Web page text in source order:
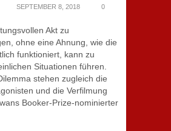
SEPTEMBER 8, 2018
0
Akt zu
ohne eine Ahnung, wie die
funktioniert, kann zu
Situationen führen.
stehen zugleich die
und die Verfilmung
Booker-Prize-nominierter